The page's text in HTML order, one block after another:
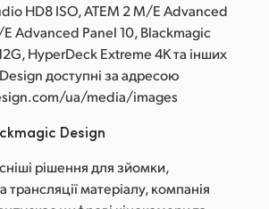
HD8 ISO, ATEM 2 M/E Advanced
Advanced Panel 10, Blackmagic
HyperDeck Extreme 4K та інших
доступні за адресою
ua/media/images
Design
рішення для зйомки,
трансляції матеріалу, компанія